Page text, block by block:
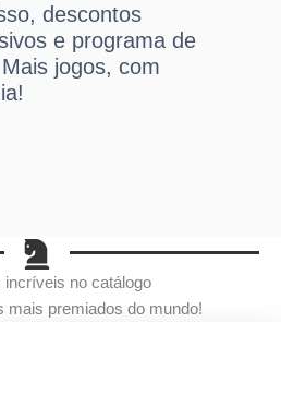
descontos
e programa de
jogos, com
incríveis no catálogo
mais premiados do mundo!